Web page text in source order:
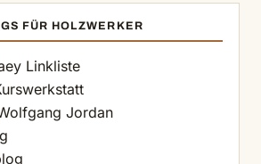
FÜR HOLZWERKER
Linkliste
Jordan